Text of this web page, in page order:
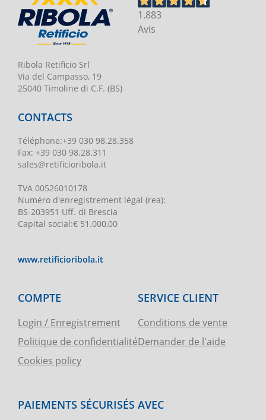
Ribola Retificio Srl
Via del Campasso, 19
25040 Timoline di C.F. (BS)
1.883
Avis
CONTACTS
Téléphone:+39 030 98.28.358
Fax: +39 030 98.28.311
sales@retificioribola.it
TVA 00526010178
Numéro d'enregistrement légal (rea):
BS-203951 Uff. di Brescia
Capital social:€ 51.000,00
www.retificioribola.it
COMPTE
Login / Enregistrement
Politique de confidentialité
Cookies policy
SERVICE CLIENT
Conditions de vente
Demander de l'aide
PAIEMENTS SÉCURISÉS AVEC